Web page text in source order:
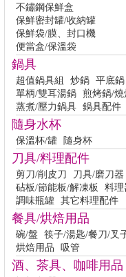
不鏽鋼保鮮盒
保鮮密封罐/收納罐
保鮮袋/膜、封口機
便當盒/保溫袋
鍋具
超值鍋具組 炒鍋 平底鍋
單柄/雙耳湯鍋 煎烤鍋/燒
蒸煮/壓力鍋具 鍋具配件
隨身水杯
保溫杯/罐 隨身杯
刀具/料理配件
剪刀/削皮刀
刀具/磨刀器
砧板/節能板/解凍板
料理
調味瓶罐 其它料理配件
餐具/烘焙用品
碗/盤
筷子/湯匙/餐刀/叉
烘焙用品
吸管
酒、茶具、咖啡用品